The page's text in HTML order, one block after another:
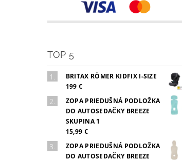
TOP 5
BRITAX RÖMER KIDFIX I-SIZE
199 €
ZOPA PRIEDUŠNÁ PODLOŽKA
DO AUTOSEDAČKY BREEZE
SKUPINA 1
15,99 €
ZOPA PRIEDUŠNÁ PODLOŽKA
DO AUTOSEDAČKY BREEZE